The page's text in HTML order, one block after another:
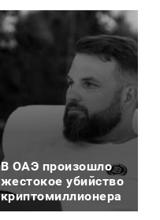
В ОАЭ произошло
жестокое убийство
криптомиллионера